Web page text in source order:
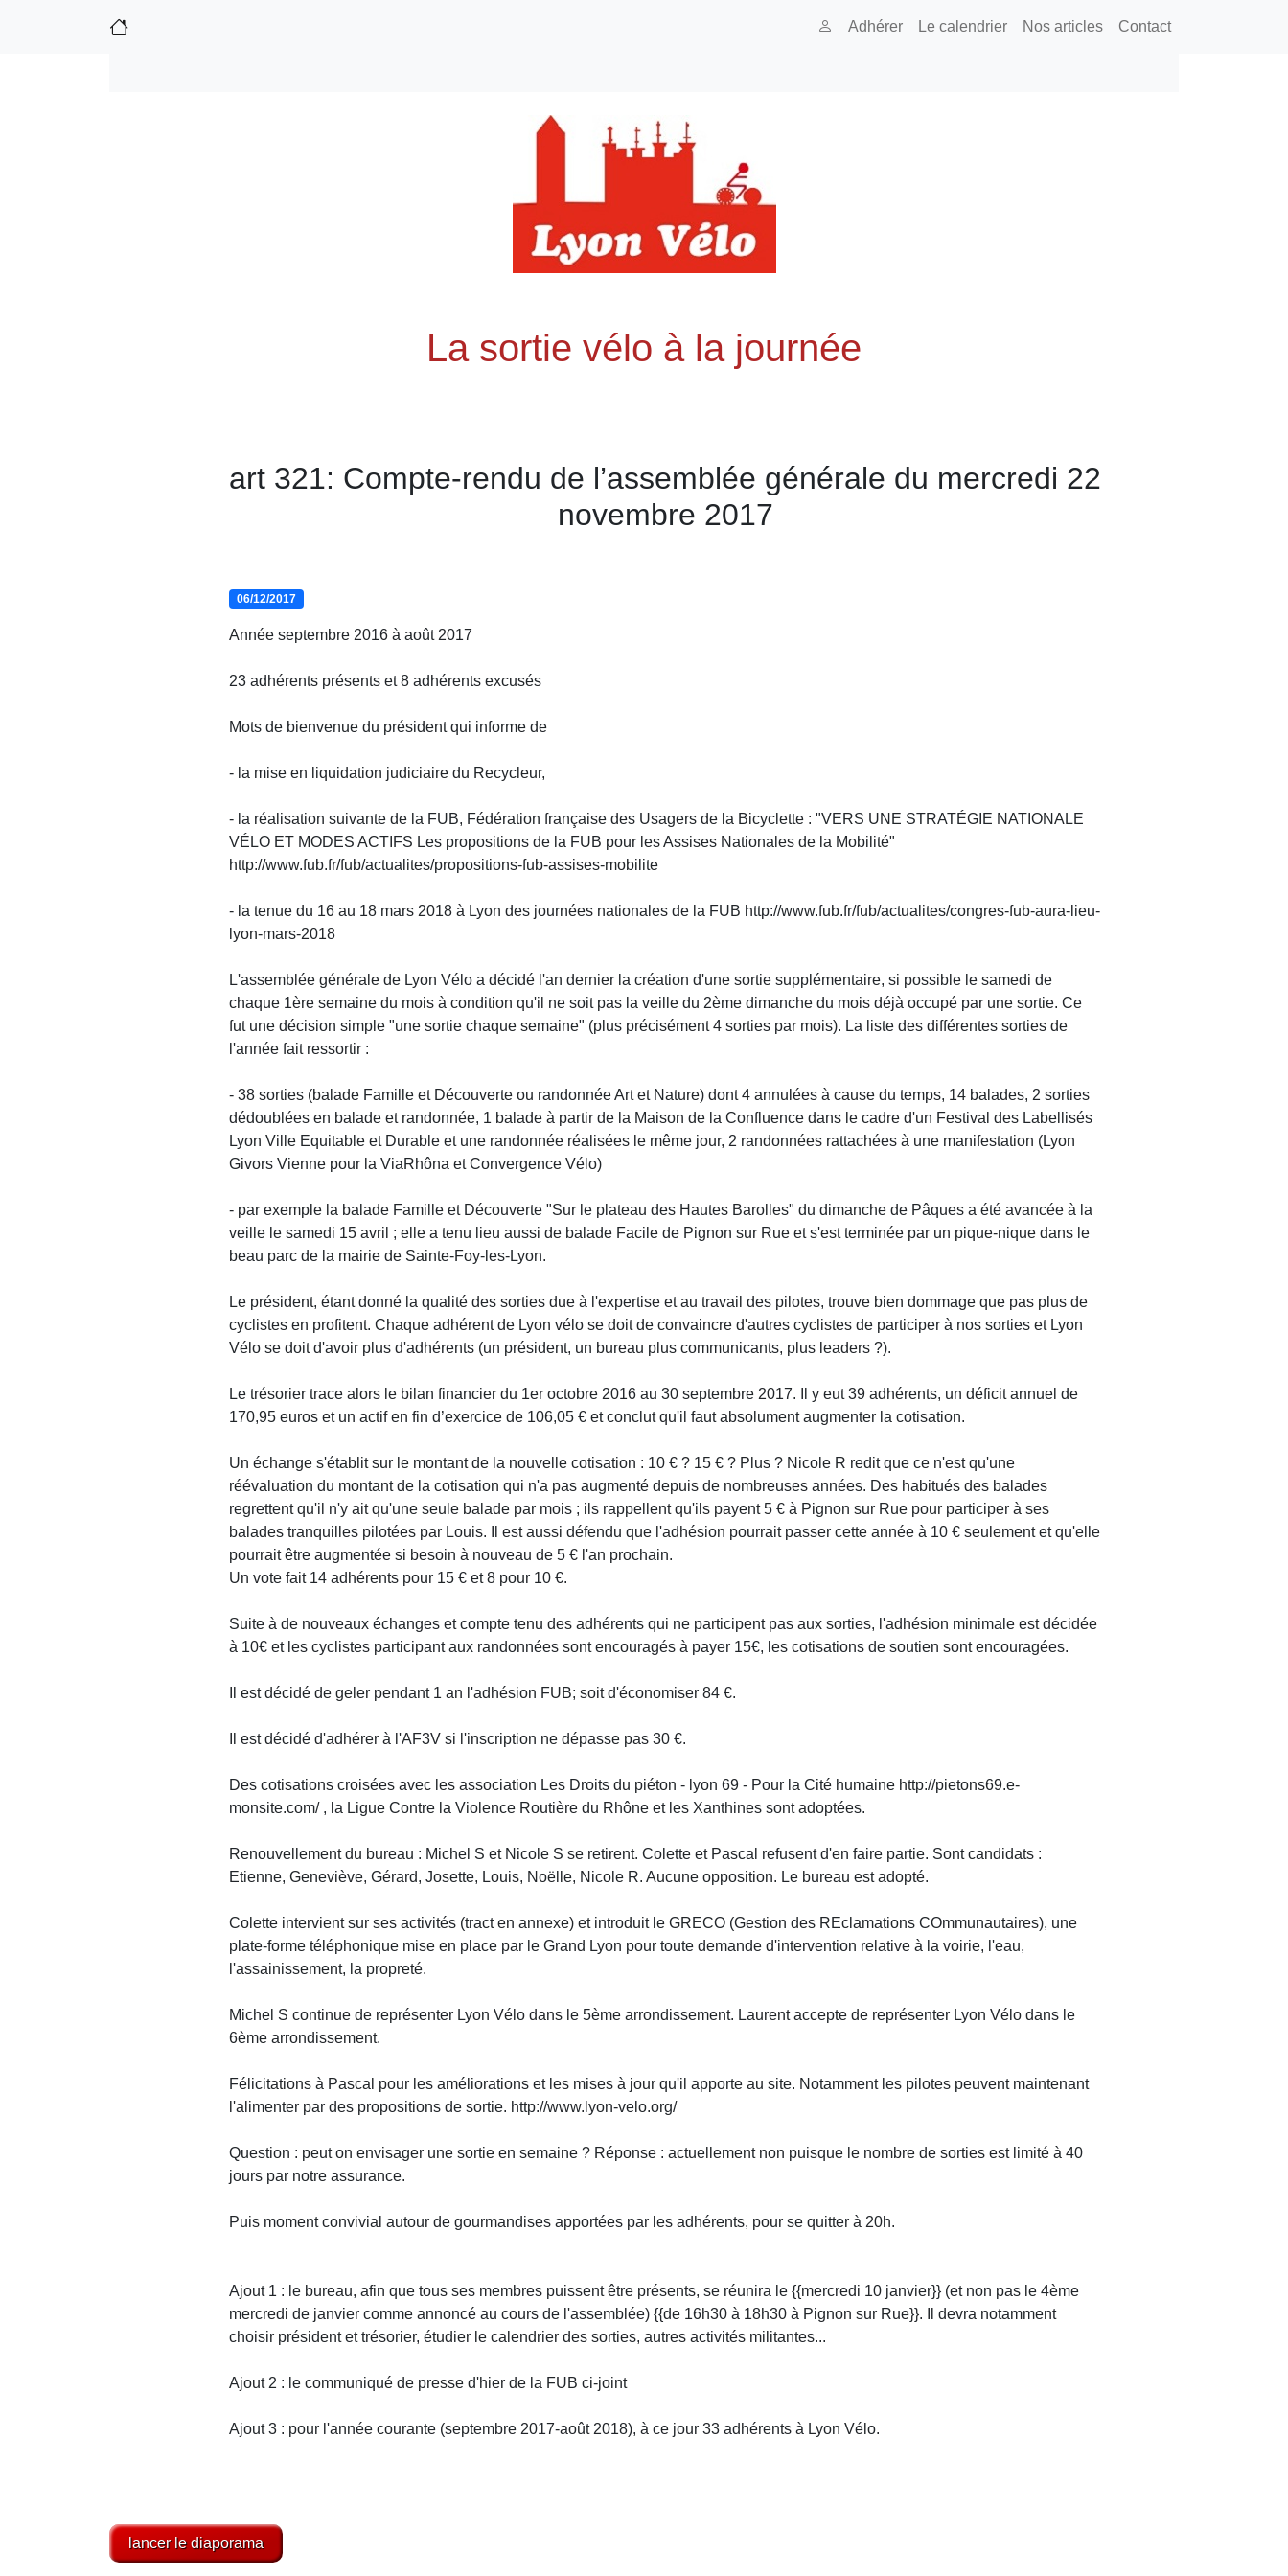
Adhérer Le calendrier Nos articles Contact
La sortie vélo à la journée
art 321: Compte-rendu de l’assemblée générale du mercredi 22
novembre 2017
06/12/2017
Année septembre 2016 à août 2017
23 adhérents présents et 8 adhérents excusés
Mots de bienvenue du président qui informe de
- la mise en liquidation judiciaire du Recycleur,
- la réalisation suivante de la FUB, Fédération française des Usagers de la Bicyclette : "VERS UNE STRATÉGIE NATIONALE
VÉLO ET MODES ACTIFS Les propositions de la FUB pour les Assises Nationales de la Mobilité"
http://www.fub.fr/fub/actualites/propositions-fub-assises-mobilite
- la tenue du 16 au 18 mars 2018 à Lyon des journées nationales de la FUB http://www.fub.fr/fub/actualites/congres-fub-aura-lieu-
lyon-mars-2018
L'assemblée générale de Lyon Vélo a décidé l'an dernier la création d'une sortie supplémentaire, si possible le samedi de
chaque 1ère semaine du mois à condition qu'il ne soit pas la veille du 2ème dimanche du mois déjà occupé par une sortie. Ce
fut une décision simple "une sortie chaque semaine" (plus précisément 4 sorties par mois). La liste des différentes sorties de
l'année fait ressortir :
- 38 sorties (balade Famille et Découverte ou randonnée Art et Nature) dont 4 annulées à cause du temps, 14 balades, 2 sorties
dédoublées en balade et randonnée, 1 balade à partir de la Maison de la Confluence dans le cadre d'un Festival des Labellisés
Lyon Ville Equitable et Durable et une randonnée réalisées le même jour, 2 randonnées rattachées à une manifestation (Lyon
Givors Vienne pour la ViaRhôna et Convergence Vélo)
- par exemple la balade Famille et Découverte "Sur le plateau des Hautes Barolles" du dimanche de Pâques a été avancée à la
veille le samedi 15 avril ; elle a tenu lieu aussi de balade Facile de Pignon sur Rue et s'est terminée par un pique-nique dans le
beau parc de la mairie de Sainte-Foy-les-Lyon.
Le président, étant donné la qualité des sorties due à l'expertise et au travail des pilotes, trouve bien dommage que pas plus de
cyclistes en profitent. Chaque adhérent de Lyon vélo se doit de convaincre d'autres cyclistes de participer à nos sorties et Lyon
Vélo se doit d'avoir plus d'adhérents (un président, un bureau plus communicants, plus leaders ?).
Le trésorier trace alors le bilan financier du 1er octobre 2016 au 30 septembre 2017. Il y eut 39 adhérents, un déficit annuel de
170,95 euros et un actif en fin d’exercice de 106,05 € et conclut qu'il faut absolument augmenter la cotisation.
Un échange s'établit sur le montant de la nouvelle cotisation : 10 € ? 15 € ? Plus ? Nicole R redit que ce n'est qu'une
réévaluation du montant de la cotisation qui n'a pas augmenté depuis de nombreuses années. Des habitués des balades
regrettent qu'il n'y ait qu'une seule balade par mois ; ils rappellent qu'ils payent 5 € à Pignon sur Rue pour participer à ses
balades tranquilles pilotées par Louis. Il est aussi défendu que l'adhésion pourrait passer cette année à 10 € seulement et qu'elle
pourrait être augmentée si besoin à nouveau de 5 € l'an prochain.
Un vote fait 14 adhérents pour 15 € et 8 pour 10 €.
Suite à de nouveaux échanges et compte tenu des adhérents qui ne participent pas aux sorties, l'adhésion minimale est décidée
à 10€ et les cyclistes participant aux randonnées sont encouragés à payer 15€, les cotisations de soutien sont encouragées.
Il est décidé de geler pendant 1 an l'adhésion FUB; soit d'économiser 84 €.
Il est décidé d'adhérer à l'AF3V si l'inscription ne dépasse pas 30 €.
Des cotisations croisées avec les association Les Droits du piéton - lyon 69 - Pour la Cité humaine http://pietons69.e-
monsite.com/ , la Ligue Contre la Violence Routière du Rhône et les Xanthines sont adoptées.
Renouvellement du bureau : Michel S et Nicole S se retirent. Colette et Pascal refusent d'en faire partie. Sont candidats :
Etienne, Geneviève, Gérard, Josette, Louis, Noëlle, Nicole R. Aucune opposition. Le bureau est adopté.
Colette intervient sur ses activités (tract en annexe) et introduit le GRECO (Gestion des REclamations COmmunautaires), une
plate-forme téléphonique mise en place par le Grand Lyon pour toute demande d'intervention relative à la voirie, l'eau,
l'assainissement, la propreté.
Michel S continue de représenter Lyon Vélo dans le 5ème arrondissement. Laurent accepte de représenter Lyon Vélo dans le
6ème arrondissement.
Félicitations à Pascal pour les améliorations et les mises à jour qu'il apporte au site. Notamment les pilotes peuvent maintenant
l'alimenter par des propositions de sortie. http://www.lyon-velo.org/
Question : peut on envisager une sortie en semaine ? Réponse : actuellement non puisque le nombre de sorties est limité à 40
jours par notre assurance.
Puis moment convivial autour de gourmandises apportées par les adhérents, pour se quitter à 20h.
Ajout 1 : le bureau, afin que tous ses membres puissent être présents, se réunira le {{mercredi 10 janvier}} (et non pas le 4ème
mercredi de janvier comme annoncé au cours de l'assemblée) {{de 16h30 à 18h30 à Pignon sur Rue}}. Il devra notamment
choisir président et trésorier, étudier le calendrier des sorties, autres activités militantes...
Ajout 2 : le communiqué de presse d'hier de la FUB ci-joint
Ajout 3 : pour l'année courante (septembre 2017-août 2018), à ce jour 33 adhérents à Lyon Vélo.